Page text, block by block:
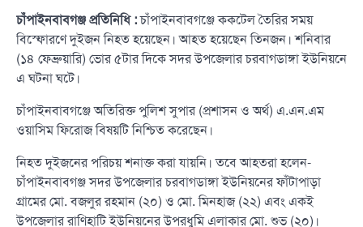
চাঁপাইনবাবগঞ্জ প্রতিনিধি :চাঁপাইনবাবগঞ্জে ককটেল তৈরির সময়
বিস্ফোরণে দুইজন নিহত হয়েছেন। আহত হয়েছেন তিনজন। শনিবার
(১৪ ফেব্রুয়ারি) ভোর ৫টার দিকে সদর উপজেলার চরবাগডাঙ্গা ইউনিয়নে
এ ঘটনা ঘটে।
চাঁপাইনবাবগঞ্জে অতিরিক্ত পুলিশ সুপার (প্রশাসন ও অর্থ) এ.এন.এম
ওয়াসিম ফিরোজ বিষয়টি নিশ্চিত করেছেন।
নিহত দুইজনের পরিচয় শনাক্ত করা যায়নি। তবে আহতরা হলেন-
চাঁপাইনবাবগঞ্জ সদর উপজেলার চরবাগডাঙ্গা ইউনিয়নের ফাঁটাপাড়া
গ্রামের মো. বজলুর রহমান (২০) ও মো. মিনহাজ (২২) এবং একই
উপজেলার রাণিহাটি ইউনিয়নের উপরধুমি এলাকার মো. শুভ (২০)।